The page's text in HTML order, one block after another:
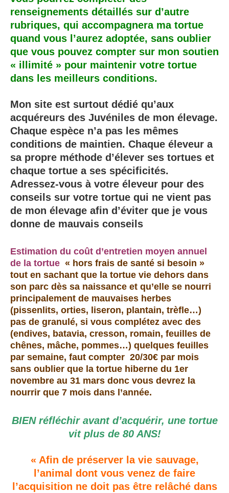
renseignements détaillés sur d’autre
rubriques, qui accompagnera ma tortue
quand vous l’aurez adoptée, sans oublier
que vous pouvez compter sur mon soutien
« illimité » pour maintenir votre tortue
dans les meilleurs conditions.
Mon site est surtout dédié qu’aux
acquéreurs des Juvéniles de mon élevage.
Chaque espèce n’a pas les mêmes
conditions de maintien. Chaque éleveur a
sa propre méthode d’élever ses tortues et
chaque tortue a ses spécificités.
Adressez-vous à votre éleveur pour des
conseils sur votre tortue qui ne vient pas
de mon élevage afin d’éviter que je vous
donne de mauvais conseils
Estimation du coût d’entretien moyen annuel
de la tortue « hors frais de santé si besoin »
tout en sachant que la tortue vie dehors dans
son parc dès sa naissance et qu’elle se nourri
principalement de mauvaises herbes
(pissenlits, orties, liseron, plantain, trèfle…)
pas de granulé, si vous complétez avec des
(endives, batavia, cresson, romain, feuilles de
chênes, mâche, pommes…) quelques feuilles
par semaine, faut compter 20/30€ par mois
sans oublier que la tortue hiberne du 1er
novembre au 31 mars donc vous devrez la
nourrir que 7 mois dans l’année.
BIEN réfléchir avant d’acquérir, une tortue
vit plus de 80 ANS!
« Afin de préserver la vie sauvage,
l’animal dont vous venez de faire
l’acquisition ne doit pas être relâché dans